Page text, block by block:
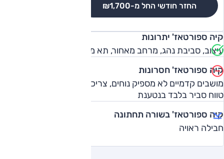
החזר חודשי החל מ-₪1,700
קיה ספורטאז' יתרונות
עיצוב, סביבת נהג, מרחב מאחור, תא מטען, אבזור, נוחות נסיעה
קיה ספורטאז' חסרונות
מושבים קדמיים לא מספיק נוחים, צריכת דלק בינונית בבנזין,
טווח סביר בלבד בנטענת
קיה ספורטאז' בשורה תחתונה
חבילה ראויה